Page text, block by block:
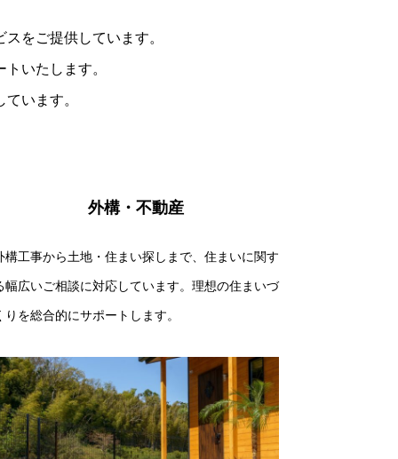
をご提供しています。
いたします。
います。
外構・不動産
構工事から土地・住まい探しまで、住まいに関す
幅広いご相談に対応しています。理想の住まいづ
りを総合的にサポートします。